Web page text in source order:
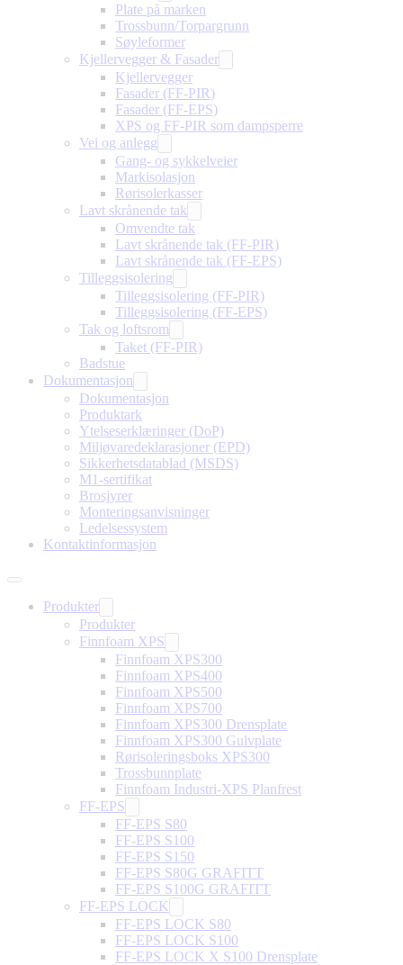
Plate på marken
Trossbunn/Torpargrunn
Søyleformer
Kjellervegger & Fasader
Kjellervegger
Fasader (FF-PIR)
Fasader (FF-EPS)
XPS og FF-PIR som dampsperre
Vei og anlegg
Gang- og sykkelveier
Markisolasjon
Rørisolerkasser
Lavt skrånende tak
Omvendte tak
Lavt skrånende tak (FF-PIR)
Lavt skrånende tak (FF-EPS)
Tilleggsisolering
Tilleggsisolering (FF-PIR)
Tilleggsisolering (FF-EPS)
Tak og loftsrom
Taket (FF-PIR)
Badstue
Dokumentasjon
Dokumentasjon
Produktark
Ytelseserklæringer (DoP)
Miljøvaredeklarasjoner (EPD)
Sikkerhetsdatablad (MSDS)
M1-sertifikat
Brosjyrer
Monteringsanvisninger
Ledelsessystem
Kontaktinformasjon
Produkter
Produkter
Finnfoam XPS
Finnfoam XPS300
Finnfoam XPS400
Finnfoam XPS500
Finnfoam XPS700
Finnfoam XPS300 Drensplate
Finnfoam XPS300 Gulvplate
Rørisoleringsboks XPS300
Trossbunnplate
Finnfoam Industri-XPS Planfrest
FF-EPS
FF-EPS S80
FF-EPS S100
FF-EPS S150
FF-EPS S80G GRAFITT
FF-EPS S100G GRAFITT
FF-EPS LOCK
FF-EPS LOCK S80
FF-EPS LOCK S100
FF-EPS LOCK X S100 Drensplate